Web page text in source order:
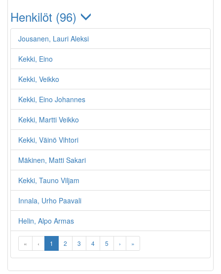
Henkilöt (96)
Jousanen, Lauri Aleksi
Kekki, Eino
Kekki, Veikko
Kekki, Eino Johannes
Kekki, Martti Veikko
Kekki, Väinö Vihtori
Mäkinen, Matti Sakari
Kekki, Tauno Viljam
Innala, Urho Paavali
Helin, Alpo Armas
« ‹ 1 2 3 4 5 › »